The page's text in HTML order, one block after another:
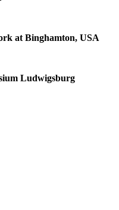
at Binghamton, USA
Ludwigsburg